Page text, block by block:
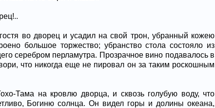
во дворец и усадил на свой трон, убранный кожею
большое торжество; убранство стола состояло из
серебром перламутра. Прозрачное вино подавалось в
что никогда еще не пировал он за таким роскошным
Тама на кровлю дворца, и сквозь голубую воду, что
Богиню солнца. Он видел горы и долины океана,